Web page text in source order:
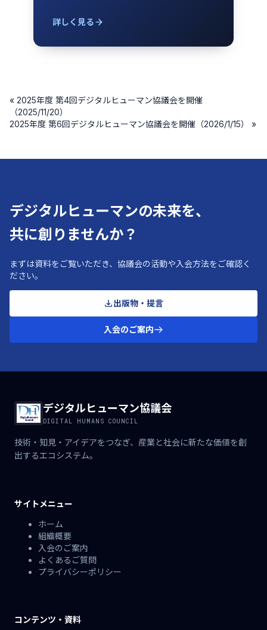
せる「使い手」を広く求めております。入
ォームよりデジタルヒューマン協 […]
詳しく見る
« 2025年度 第4回デジタルヒューマン協議会を開催
（2025/11/20）
2025年度 第6回デジタルヒューマン協議会を開催（2026/1/15） »
デジタルヒューマンの未来を、
共に創りませんか？
まずは資料をご覧いただき、協議会の活動や入会方法をご確認く
ださい。
出版物・提言
入会のご案内
デジタルヒューマン協議会
DIGITAL HUMANS COUNCIL
技術・知見・アイデアをつなぎ、産業と社会に新たな価値を創
出するエコシステム。
サイトメニュー
ホーム
組織概要
入会のご案内
よくあるご質問
プライバシーポリシー
コンテンツ・資料